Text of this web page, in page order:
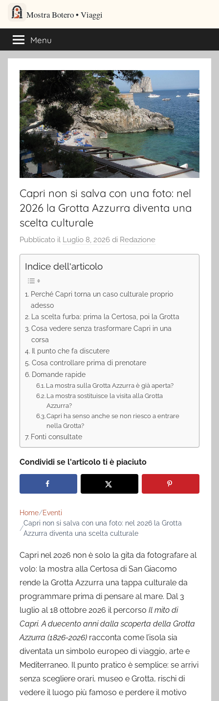
Salta
contenuto
Mostra Botero – Viaggi
Viaggi culturali e itinerari turistici per gli amanti dei viaggi
Menu
Capri non si salva con una foto: nel
2026 la Grotta Azzurra diventa una
scelta culturale
Pubblicato il Luglio 8, 2026 di Redazione
Indice dell'articolo
Perché Capri torna un caso culturale proprio
adesso
La scelta furba: prima la Certosa, poi la Grotta
Cosa vedere senza trasformare Capri in una
corsa
Il punto che fa discutere
Cosa controllare prima di prenotare
Domande rapide
La mostra sulla Grotta Azzurra è già aperta?
La mostra sostituisce la visita alla Grotta
Azzurra?
Capri ha senso anche se non riesco a entrare
nella Grotta?
Fonti consultate
Condividi se l'articolo ti è piaciuto
Home
Eventi
Capri non si salva con una foto: nel 2026 la Grotta
Azzurra diventa una scelta culturale
Capri nel 2026 non è solo la gita da fotografare al
volo: la mostra alla Certosa di San Giacomo
rende la Grotta Azzurra una tappa culturale da
programmare prima di pensare al mare. Dal 3
luglio al 18 ottobre 2026 il percorso Il mito di
Capri. A duecento anni dalla scoperta della Grotta
Azzurra (1826-2026) racconta come l’isola sia
diventata un simbolo europeo di viaggio, arte e
Mediterraneo. Il punto pratico è semplice: se arrivi
senza scegliere orari, museo e Grotta, rischi di
vedere il luogo più famoso e perdere il motivo